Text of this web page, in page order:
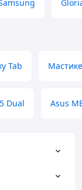
Tab Мастике
Dual Asus